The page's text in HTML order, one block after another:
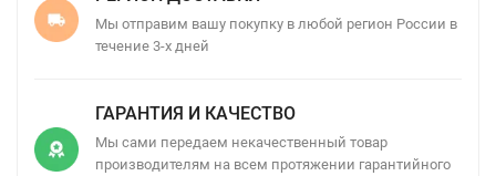
Мы отправим вашу покупку в любой регион России в
течение 3-х дней
ГАРАНТИЯ И КАЧЕСТВО
Мы сами передаем некачественный товар
производителям на всем протяжении гарантийного